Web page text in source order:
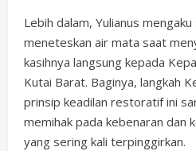
Lebih dalam, Yulianus
meneteskan air mata saat
kasihnya langsung kepada
Kutai Barat. Baginya, langkah
prinsip keadilan restoratif ini
memihak pada kebenaran dan
yang sering kali terpinggirkan.